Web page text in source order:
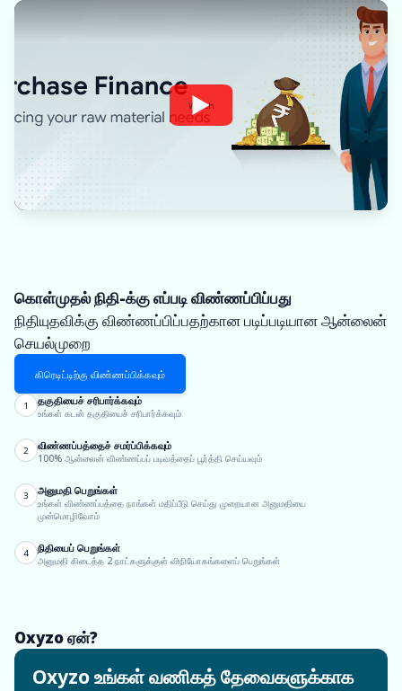
Watch
கொள்முதல் நிதி-க்கு எப்படி விண்ணப்பிப்பது
நிதியுதவிக்கு விண்ணப்பிப்பதற்கான படிப்படியான ஆன்லைன்
செயல்முறை
கிரெடிட்டிற்கு விண்ணப்பிக்கவும்
1 தகுதியைச் சரிபார்க்கவும்
உங்கள் கடன் தகுதியைச் சரிபார்க்கவும்
2 விண்ணப்பத்தைச் சமர்ப்பிக்கவும்
100% ஆன்லைன் விண்ணப்பப் படிவத்தைப் பூர்த்தி செய்யவும்
3 அனுமதி பெறுங்கள்
உங்கள் விண்ணப்பத்தை நாங்கள் மதிப்பீடு செய்து முறையான அனுமதியை
முன்மொழிவோம்
4 நிதியைப் பெறுங்கள்
அனுமதி கிடைத்த 2 நாட்களுக்குள் விநியோகங்களைப் பெறுங்கள்
Oxyzo ஏன்?
Oxyzo உங்கள் வணிகத் தேவைகளுக்காக